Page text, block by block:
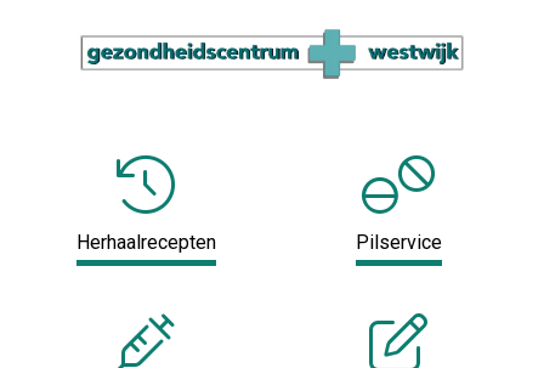
Herhaalrecepten Pilservice